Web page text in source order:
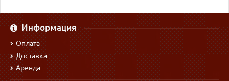
Информация
Оплата
Доставка
Аренда